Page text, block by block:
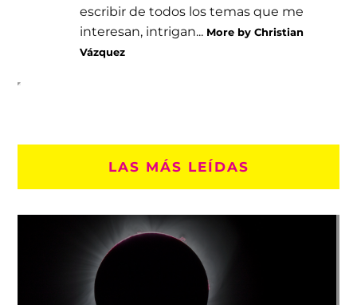
escribir de todos los temas que me
interesan, intrigan... More by Christian
Vázquez
LAS MÁS LEÍDAS